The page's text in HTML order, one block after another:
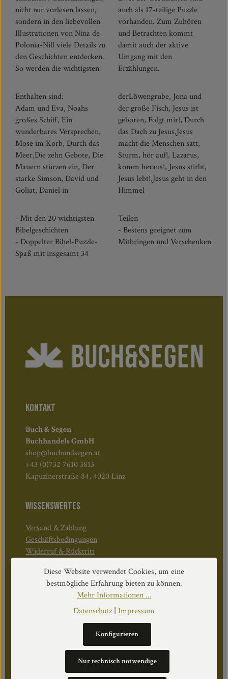
nicht nur vorlesen lassen,
sondern in den liebevollen
Illustrationen von Nina de
Polonia-Nill viele Details zu
den Geschichten entdecken.
So werden die wichtigsten
auch als 17-teilige Puzzle
vorhanden. Zum Zuhören
und Betrachten kommt
damit auch der aktive
Umgang mit den
Erzählungen.
Enthalten sind:
Adam und Eva, Noahs
großes Schiff, Ein
wunderbares Versprechen,
Mose im Korb, Durch das
Meer,Die zehn Gebote, Die
Mauern stürzen ein, Der
starke Simson, David und
Goliat, Daniel in
derLöwengrube, Jona und
der große Fisch, Jesus ist
geboren, Folgt mir!, Durch
das Dach zu Jesus,Jesus
macht die Menschen satt,
Sturm, hör auf!, Lazarus,
komm heraus!, Jesus stirbt,
Jesus lebt!,Jesus geht in den
Himmel
- Mit den 20 wichtigsten
Bibelgeschichten
- Doppelter Bibel-Puzzle-
Spaß mit insgesamt 34
Teilen
- Bestens geeignet zum
Mitbringen und Verschenken
KONTAKT
Buch & Segen
Buchhandels GmbH
shop@buchundsegen.at
+43 (0)732 7610 3813
Kapuzinerstraße 84, 4020 Linz
WISSENSWERTES
Versand & Zahlung
Geschäftsbedingungen
Widerruf & Rücktritt
Öffnungszeiten:
Mo–Do: 08:30–17:00 Uhr
Diese Website verwendet Cookies, um eine
bestmögliche Erfahrung bieten zu können.
Mehr Informationen ...
Datenschutz| Impressum
Nur technisch notwendige
Konfigurieren